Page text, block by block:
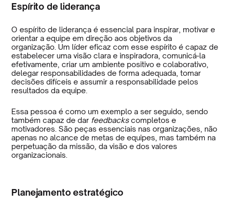
Espírito de liderança
O espírito de liderança é essencial para inspirar, motivar e
orientar a equipe em direção aos objetivos da
organização. Um líder eficaz com esse espírito é capaz de
estabelecer uma visão clara e inspiradora, comunicá-la
efetivamente, criar um ambiente positivo e colaborativo,
delegar responsabilidades de forma adequada, tomar
decisões difíceis e assumir a responsabilidade pelos
resultados da equipe.
Essa pessoa é como um exemplo a ser seguido, sendo
também capaz de dar feedbackscompletos e
motivadores. São peças essenciais nas organizações, não
apenas no alcance de metas de equipes, mas também na
perpetuação da missão, da visão e dos valores
organizacionais.
Planejamento estratégico